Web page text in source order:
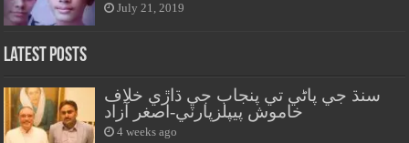
July 21, 2019
Latest Posts
سنڌ جي پاڻي تي پنجاب جي ڌاڙي خلاف
خاموش پيپلزپارٽي-اصغر آزاد
4 weeks ago